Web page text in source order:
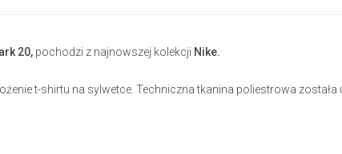
20, pochodzi z najnowszej kolekcji Nike.
t-shirtu na sylwetce. Techniczna tkanina poliestrowa